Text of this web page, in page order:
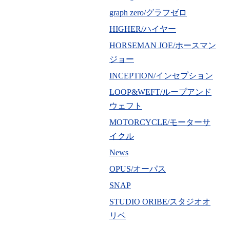
graph zero/グラフゼロ
HIGHER/ハイヤー
HORSEMAN JOE/ホースマン
ジョー
INCEPTION/インセプション
LOOP&WEFT/ループアンド
ウェフト
MOTORCYCLE/モーターサ
イクル
News
OPUS/オーパス
SNAP
STUDIO ORIBE/スタジオオ
リベ